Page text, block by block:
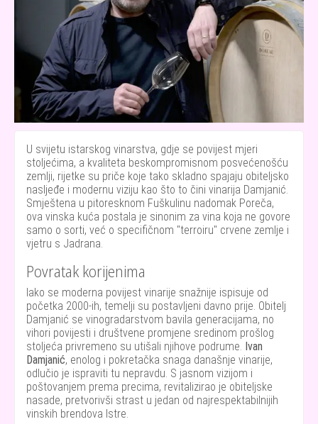
U svijetu istarskog vinarstva, gdje se povijest mjeri
stoljećima, a kvaliteta beskompromisnom posvećenošću
zemlji, rijetke su priče koje tako skladno spajaju obiteljsko
nasljeđe i modernu viziju kao što to čini vinarija Damjanić.
Smještena u pitoresknom Fuškulinu nadomak Poreča,
ova vinska kuća postala je sinonim za vina koja ne govore
samo o sorti, već o specifičnom "terroiru" crvene zemlje i
vjetru s Jadrana.
Povratak korijenima
Iako se moderna povijest vinarije snažnije ispisuje od
početka 2000-ih, temelji su postavljeni davno prije. Obitelj
Damjanić se vinogradarstvom bavila generacijama, no
vihori povijesti i društvene promjene sredinom prošlog
stoljeća privremeno su utišali njihove podrume. Ivan
Damjanić, enolog i pokretačka snaga današnje vinarije,
odlučio je ispraviti tu nepravdu. S jasnom vizijom i
poštovanjem prema precima, revitalizirao je obiteljske
nasade, pretvorivši strast u jedan od najrespektabilnijih
vinskih brendova Istre.